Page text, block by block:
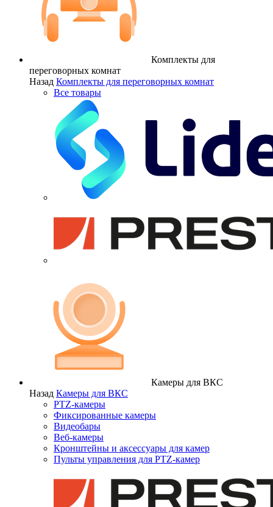
Комплекты для
переговорных комнат
Назад Комплекты для переговорных комнат
Все товары
Камеры для ВКС
Назад Камеры для ВКС
PTZ-камеры
Фиксированные камеры
Видеобары
Веб-камеры
Кронштейны и аксессуары для камер
Пульты управления для PTZ-камер